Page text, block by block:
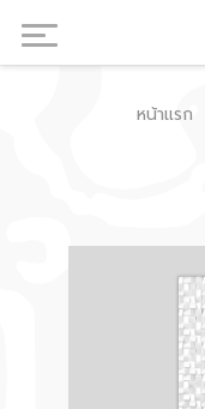
หน้าแรก